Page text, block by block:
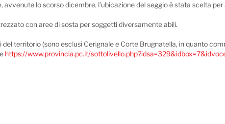
lo scorso dicembre, l’ubicazione del seggio è stata scelta
con aree di sosta per soggetti diversamente abili.
territorio (sono esclusi Cerignale e Corte Brugnatella, in quanto
https://www.provincia.pc.it/